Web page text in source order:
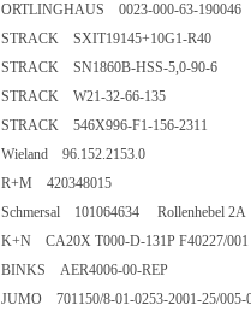
ORTLINGHAUS 0023-000-63-190046
STRACK SXIT19145+10G1-R40
STRACK SN1860B-HSS-5,0-90-6
STRACK W21-32-66-135
STRACK 546X996-F1-156-2311
Wieland 96.152.2153.0
R+M 420348015
Schmersal 101064634 Rollenhebel 2A
K+N CA20X T000-D-131P F40227/001
BINKS AER4006-00-REP
JUMO 701150/8-01-0253-2001-25/005-